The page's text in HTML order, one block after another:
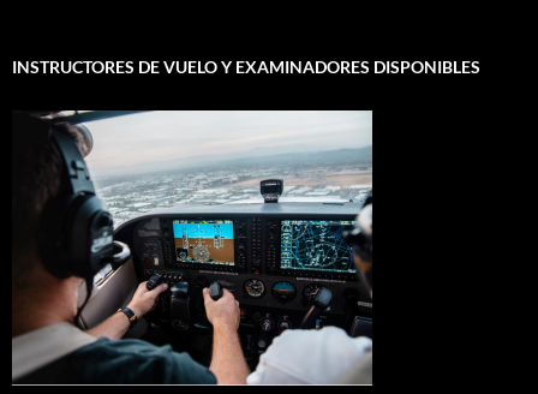
INSTRUCTORES DE VUELO Y EXAMINADORES DISPONIBLES